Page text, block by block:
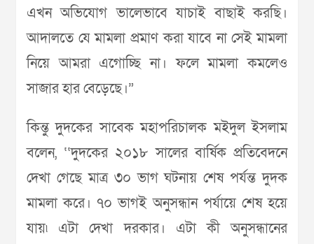
এখন অভিযোগ ভালেভাবে যাচাই বাছাই করছি।
আদালতে যে মামলা প্রমাণ করা যাবে না সেই মামলা
নিয়ে আমরা এগোচ্ছি না। ফলে মামলা কমলেও
সাজার হার বেড়েছে।”
কিন্তু দুদকের সাবেক মহাপরিচালক মইদুল ইসলাম
বলেন, ‘‘দুদকের ২০১৮ সালের বার্ষিক প্রতিবেদনে
দেখা গেছে মাত্র ৩০ ভাগ ঘটনায় শেষ পর্যন্ত দুদক
মামলা করে। ৭০ ভাগই অনুসন্ধান পর্যায়ে শেষ হয়ে
যায়৷ এটা দেখা দরকার। এটা কী অনুসন্ধানের